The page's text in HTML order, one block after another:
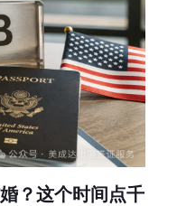
？这个时间点千